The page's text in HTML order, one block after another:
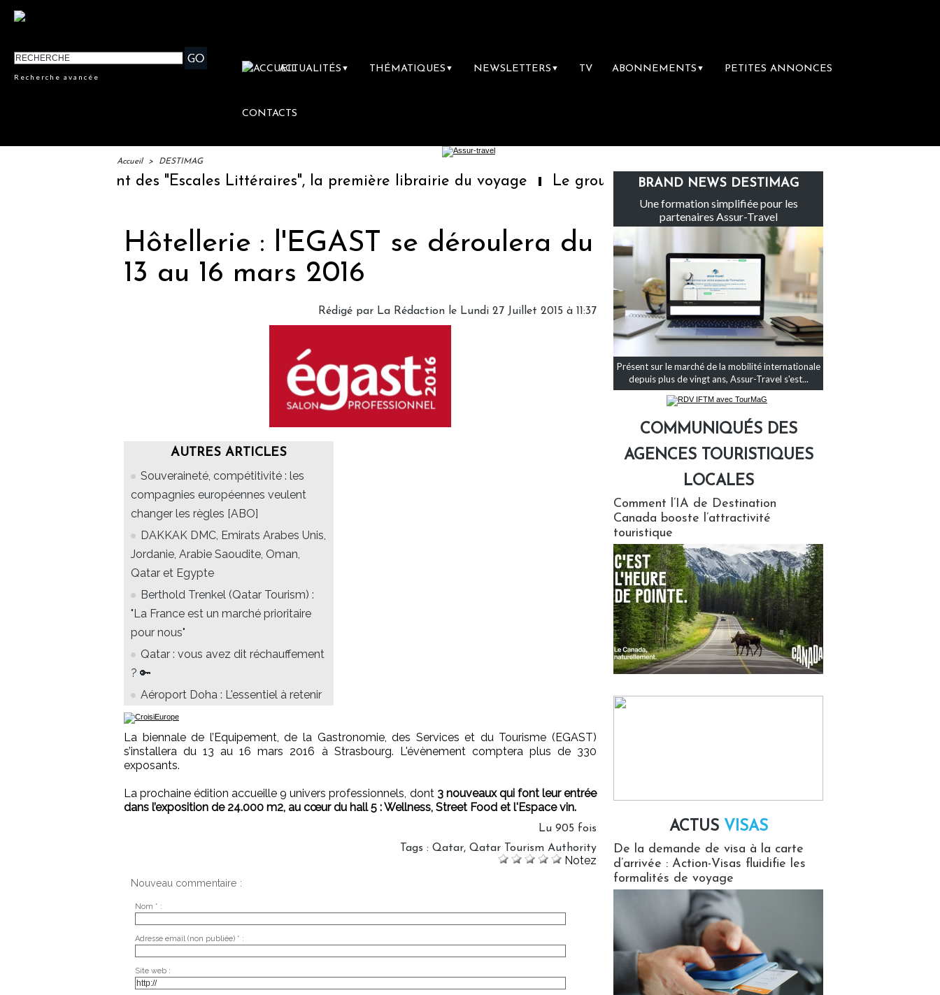
Recherche avancée
ACTUALITÉS ▼ THÉMATIQUES ▼ NEWSLETTERS ▼ TV ABONNEMENTS ▼ PETITES ANNONCES
CONTACTS
Accueil > DESTIMAG
: lancement des "Escales Littéraires", la première librairie du voyage Le groupe Sainte-Claire rachète Eden Tour
Hôtellerie : l'EGAST se déroulera du
13 au 16 mars 2016
Rédigé par La Rédaction le Lundi 27 Juillet 2015 à 11:37
AUTRES ARTICLES
Souveraineté, compétitivité : les
compagnies européennes veulent
changer les règles [ABO]
DAKKAK DMC, Emirats Arabes Unis,
Jordanie, Arabie Saoudite, Oman,
Qatar et Egypte
Berthold Trenkel (Qatar Tourism) :
"La France est un marché prioritaire
pour nous"
Qatar : vous avez dit réchauffement
? 🔑
Aéroport Doha : L'essentiel à retenir
La biennale de l’Equipement, de la Gastronomie, des Services et du Tourisme (EGAST)
s’installera du 13 au 16 mars 2016 à Strasbourg. L'évènement comptera plus de 330
exposants.
La prochaine édition accueille 9 univers professionnels, dont 3 nouveaux qui font leur entrée
dans l’exposition de 24.000 m2, au cœur du hall 5 : Wellness, Street Food et l'Espace vin.
Lu 905 fois
Tags : Qatar, Qatar Tourism Authority
Notez
Nouveau commentaire :
Nom * :
Adresse email (non publiée) * :
Site web :
BRAND NEWS DESTIMAG
Une formation simplifiée pour les
partenaires Assur-Travel
Présent sur le marché de la mobilité internationale
depuis plus de vingt ans, Assur-Travel s'est...
COMMUNIQUÉS DES
AGENCES TOURISTIQUES
LOCALES
Comment l’IA de Destination
Canada booste l’attractivité
touristique
ACTUS VISAS
De la demande de visa à la carte
d’arrivée : Action-Visas fluidifie les
formalités de voyage